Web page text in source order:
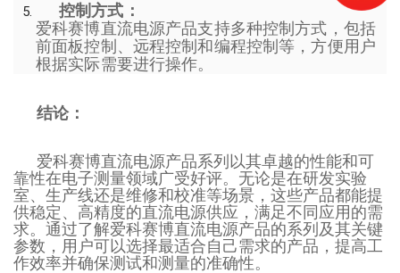
控制方式：
爱科赛博直流电源产品支持多种控制方式，包括
前面板控制、远程控制和编程控制等，方便用户
根据实际需要进行操作。
结论：
爱科赛博直流电源产品系列以其卓越的性能和可
靠性在电子测量领域广受好评。无论是在研发实验
室、生产线还是维修和校准等场景，这些产品都能提
供稳定、高精度的直流电源供应，满足不同应用的需
求。通过了解爱科赛博直流电源产品的系列及其关键
参数，用户可以选择最适合自己需求的产品，提高工
作效率并确保测试和测量的准确性。